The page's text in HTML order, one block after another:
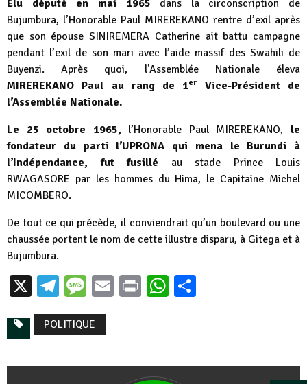
Élu député en mai 1965 dans la circonscription de
Bujumbura, l’Honorable Paul MIREREKANO rentre d’exil après
que son épouse SINIREMERA Catherine ait battu campagne
pendant l’exil de son mari avec l’aide massif des Swahili de
Buyenzi. Après quoi, l’Assemblée Nationale éleva
MIREREKANO Paul au rang de 1er
Vice-Président de
l’Assemblée Nationale.
Le 25 octobre 1965, l’Honorable Paul MIREREKANO, le
fondateur du parti l’UPRONA qui mena le Burundi à
l’Indépendance, fut fusillé au stade Prince Louis
RWAGASORE par les hommes du Hima, le Capitaine Michel
MICOMBERO.
De tout ce qui précède, il conviendrait qu’un boulevard ou une
chaussée portent le nom de cette illustre disparu, à Gitega et à
Bujumbura.
X Telegram
Message
EmailPrintWhatsApp
POLITIQUE